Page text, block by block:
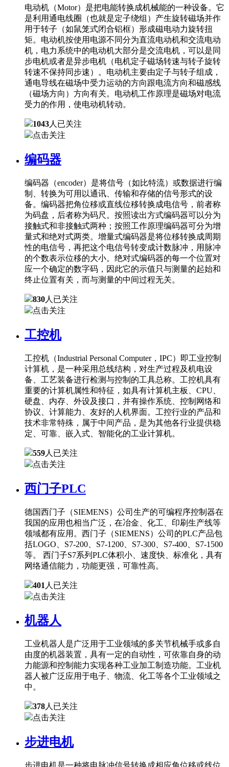
电动机（Motor）是把电能转换成机械能的一种设备。它
是利用通电线圈（也就是定子绕组）产生旋转磁场并作
用于转子（如鼠笼式闭合铝框）形成磁电动力旋转扭
矩。电动机按使用电源不同分为直流电动机和交流电动
机，电力系统中的电动机大部分是交流电机，可以是同
步电机或者是异步电机（电机定子磁场转速与转子旋转
转速不保持同步速）。电动机主要由定子与转子组成，
通电导线在磁场中受力运动的方向跟电流方向和磁感线
（磁场方向）方向有关。电动机工作原理是磁场对电流
受力的作用，使电动机转动。
1043人已关注
点击关注
编码器
编码器（encoder）是将信号（如比特流）或数据进行编
制、转换为可用以通讯、传输和存储的信号形式的设
备。编码器把角位移或直线位移转换成电信号，前者称
为码盘，后者称为码尺。按照读出方式编码器可以分为
接触式和非接触式两种；按照工作原理编码器可分为增
量式和绝对式两类。增量式编码器是将位移转换成周期
性的电信号，再把这个电信号转变成计数脉冲，用脉冲
的个数表示位移的大小。绝对式编码器的每一个位置对
应一个确定的数字码，因此它的示值只与测量的起始和
终止位置有关，而与测量的中间过程无关。
830人已关注
点击关注
工控机
工控机（Industrial Personal Computer，IPC）即工业控制
计算机，是一种采用总线结构，对生产过程及机电设
备、工艺装备进行检测与控制的工具总称。工控机具有
重要的计算机属性和特征，如具有计算机主板、CPU、
硬盘、内存、外设及接口，并有操作系统、控制网络和
协议、计算能力、友好的人机界面。工控行业的产品和
技术非常特殊，属于中间产品，是为其他各行业提供稳
定、可靠、嵌入式、智能化的工业计算机。
559人已关注
点击关注
西门子PLC
德国西门子（SIEMENS）公司生产的可编程序控制器在
我国的应用也相当广泛，在冶金、化工、印刷生产线等
领域都有应用。西门子（SIEMENS）公司的PLC产品包
括LOGO、S7-200、S7-1200、S7-300、S7-400、S7-1500
等。 西门子S7系列PLC体积小、速度快、标准化，具有
网络通信能力，功能更强，可靠性高。
401 人已关注
点击关注
机器人
工业机器人是广泛用于工业领域的多关节机械手或多自
由度的机器装置，具有一定的自动性，可依靠自身的动
力能源和控制能力实现各种工业加工制造功能。工业机
器人被广泛应用于电子、物流、化工等各个工业领域之
中。
378人已关注
点击关注
步进电机